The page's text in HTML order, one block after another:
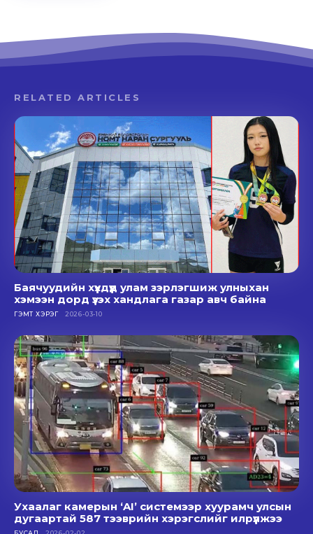
RELATED ARTICLES
Баячуудийн хүүхдүүд улам зэрлэгшиж улныхан
хэмээн дорд үзэх хандлага газар авч байна
ГЭМТ ХЭРЭГ 2026-03-10
Ухаалаг камерын ‘AI’ системээр хуурамч улсын
дугаартай 587 тээврийн хэрэгслийг илрүүлжээ